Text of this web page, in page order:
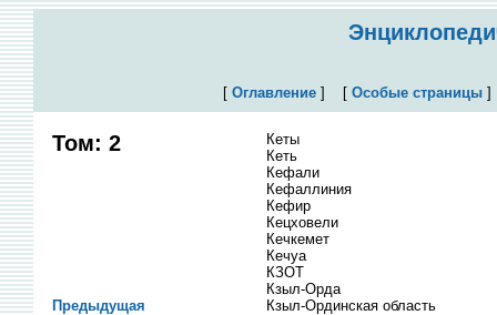
[ Оглавление] [ Особые страницы
Том: 2
Кеты
Кеть
Кефали
Кефаллиния
Кефир
Кецховели
Кечкемет
Кечуа
КЗОТ
Кзыл-Орда
Кзыл-Ординская область
Предыдущая